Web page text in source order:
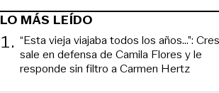
LO MÁS LEÍDO
1. “Esta vieja viajaba todos los años...”:
sale en defensa de Camila Flores y le
responde sin filtro a Carmen Hertz